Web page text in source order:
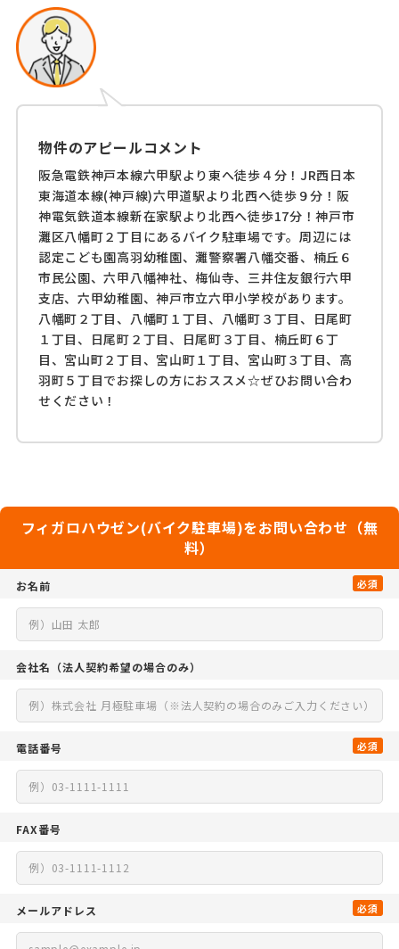
物件のアピールコメント
阪急電鉄神戸本線六甲駅より東へ徒歩４分！JR西日本
東海道本線(神戸線)六甲道駅より北西へ徒歩９分！阪
神電気鉄道本線新在家駅より北西へ徒歩17分！神戸市
灘区八幡町２丁目にあるバイク駐車場です。周辺には
認定こども園高羽幼稚園、灘警察署八幡交番、楠丘６
市民公園、六甲八幡神社、梅仙寺、三井住友銀行六甲
支店、六甲幼稚園、神戸市立六甲小学校があります。
八幡町２丁目、八幡町１丁目、八幡町３丁目、日尾町
１丁目、日尾町２丁目、日尾町３丁目、楠丘町６丁
目、宮山町２丁目、宮山町１丁目、宮山町３丁目、高
羽町５丁目でお探しの方におススメ☆ぜひお問い合わ
せください！
フィガロハウゼン(バイク駐車場)をお問い合わせ（無
料）
お名前 必須
会社名 （法人契約希望の場合のみ）
電話番号 必須
FAX番号
メールアドレス 必須